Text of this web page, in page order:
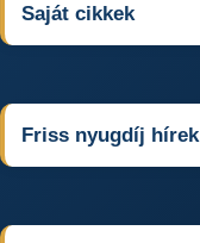
Saját cikkek
Friss nyugdíj hírek